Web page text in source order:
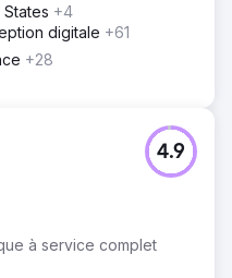
a connu une
dans les
150 mots-clés ciblés
Pas seulement en
leads – des patients
l'agence
+4
digitale +61
+28
à service complet
4.9